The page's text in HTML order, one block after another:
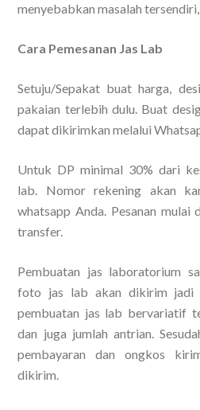
menyebabkan masalah
Cara Pemesanan Jas Lab
Setuju/Sepakat buat harga,
pakaian terlebih dulu. Buat
dapat dikirimkan melalui
Untuk DP minimal 30% dari
lab. Nomor rekening akan
whatsapp Anda. Pesanan mulai
transfer.
Pembuatan jas laboratorium
foto jas lab akan dikirim jadi
pembuatan jas lab bervariatif
dan juga jumlah antrian.
pembayaran dan ongkos
dikirim.